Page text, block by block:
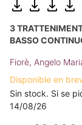
3
BASSO
Fiorè, Angelo
Disponible en
Sin stock. Si se
14/08/26